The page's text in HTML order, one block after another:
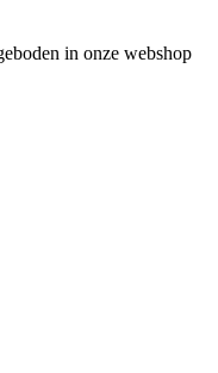
in onze webshop